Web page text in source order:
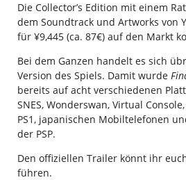
Die Collector’s Edition mit einem
dem Soundtrack und Artworks von
für ¥9,445 (ca. 87€) auf den Markt
Bei dem Ganzen handelt es sich
Version des Spiels. Damit wurde
bereits auf acht verschiedenen
SNES, Wonderswan, Virtual
PS1, japanischen Mobiltelefonen
der PSP.
Den offiziellen Trailer könnt ihr
führen.